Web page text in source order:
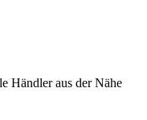
Händler aus der Nähe